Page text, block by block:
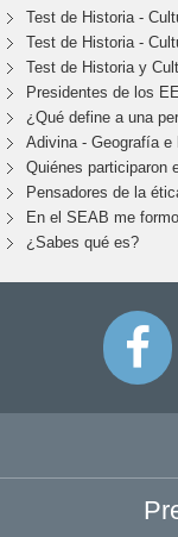
Test de Historia -
Test de Historia -
Test de Historia y
Presidentes de los
¿Qué define a una
Adivina - Geografía e
Quiénes participaron
Pensadores de la
En el SEAB me
¿Sabes qué es?